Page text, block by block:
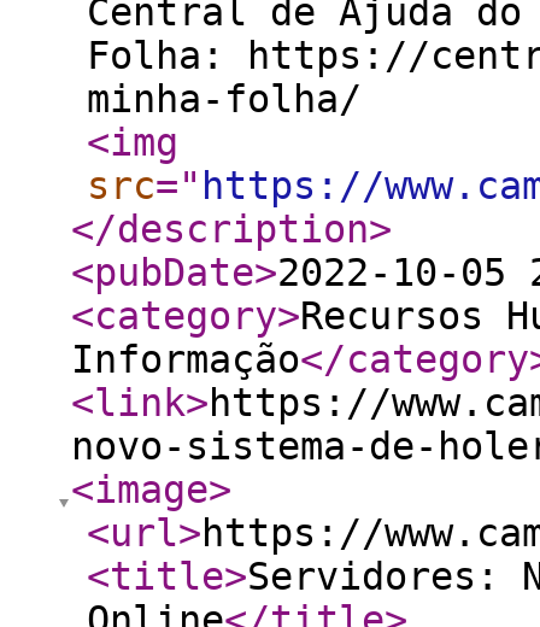
Central de Ajuda do
Folha: https://
minha-folha/
<img
src=" https://
</description>
<pubDate>2022-10-05
<category>Recursos
Informação</category
<link>https://
novo-sistema-de-
<image>
<url>https://
<title>Servidores: